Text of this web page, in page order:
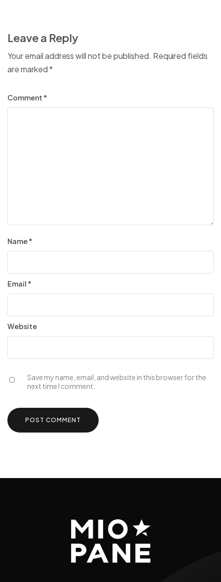
Leave a Reply
Your email address will not be published. Required fields
are marked*
Comment *
Name*
Email *
Website
Save my name, email, and website in this browser for the
next time I comment.